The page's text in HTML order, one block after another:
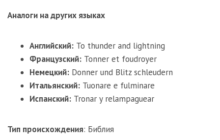
Аналоги на других языках
Английский: To thunder and lightning
Французский: Tonner et foudroyer
Немецкий: Donner und Blitz schleudern
Итальянский: Tuonare e fulminare
Испанский: Tronar y relampaguear
Тип происхождения: Библия